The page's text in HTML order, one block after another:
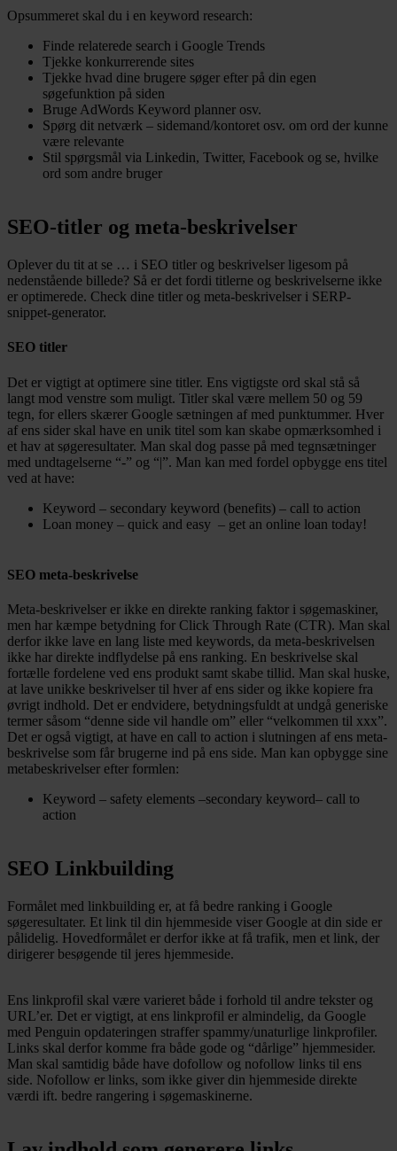
Opsummeret skal du i en keyword research:
Finde relaterede search i Google Trends
Tjekke konkurrerende sites
Tjekke hvad dine brugere søger efter på din egen
søgefunktion på siden
Bruge AdWords Keyword planner osv.
Spørg dit netværk – sidemand/kontoret osv. om ord der kunne
være relevante
Stil spørgsmål via Linkedin, Twitter, Facebook og se, hvilke
ord som andre bruger
SEO-titler og meta-beskrivelser
Oplever du tit at se … i SEO titler og beskrivelser ligesom på
nedenstående billede? Så er det fordi titlerne og beskrivelserne ikke
er optimerede. Check dine titler og meta-beskrivelser i SERP-
snippet-generator.
SEO titler
Det er vigtigt at optimere sine titler. Ens vigtigste ord skal stå så
langt mod venstre som muligt. Titler skal være mellem 50 og 59
tegn, for ellers skærer Google sætningen af med punktummer. Hver
af ens sider skal have en unik titel som kan skabe opmærksomhed i
et hav at søgeresultater. Man skal dog passe på med tegnsætninger
med undtagelserne “-” og “|”. Man kan med fordel opbygge ens titel
ved at have:
Keyword – secondary keyword (benefits) – call to action
Loan money – quick and easy – get an online loan today!
SEO meta-beskrivelse
Meta-beskrivelser er ikke en direkte ranking faktor i søgemaskiner,
men har kæmpe betydning for Click Through Rate (CTR). Man skal
derfor ikke lave en lang liste med keywords, da meta-beskrivelsen
ikke har direkte indflydelse på ens ranking. En beskrivelse skal
fortælle fordelene ved ens produkt samt skabe tillid. Man skal huske,
at lave unikke beskrivelser til hver af ens sider og ikke kopiere fra
øvrigt indhold. Det er endvidere, betydningsfuldt at undgå generiske
termer såsom “denne side vil handle om” eller “velkommen til xxx”.
Det er også vigtigt, at have en call to action i slutningen af ens meta-
beskrivelse som får brugerne ind på ens side. Man kan opbygge sine
metabeskrivelser efter formlen:
Keyword – safety elements –secondary keyword– call to
action
SEO Linkbuilding
Formålet med linkbuilding er, at få bedre ranking i Google
søgeresultater. Et link til din hjemmeside viser Google at din side er
pålidelig. Hovedformålet er derfor ikke at få trafik, men et link, der
dirigerer besøgende til jeres hjemmeside.
Ens linkprofil skal være varieret både i forhold til andre tekster og
URL’er. Det er vigtigt, at ens linkprofil er almindelig, da Google
med Penguin opdateringen straffer spammy/unaturlige linkprofiler.
Links skal derfor komme fra både gode og “dårlige” hjemmesider.
Man skal samtidig både have dofollow og nofollow links til ens
side. Nofollow er links, som ikke giver din hjemmeside direkte
værdi ift. bedre rangering i søgemaskinerne.